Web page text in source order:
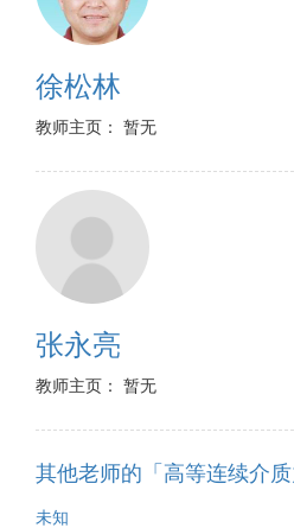
徐松林
教师主页： 暂无
张永亮
教师主页： 暂无
其他老师的「高等连续介
未知